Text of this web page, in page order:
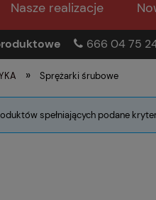
Nasze realizacje
666 04 75
» Sprężarki śrubowe
spełniających podane